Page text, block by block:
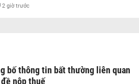
2 giờ trước
bố thông tin bất thường liên quan
nộp thuế